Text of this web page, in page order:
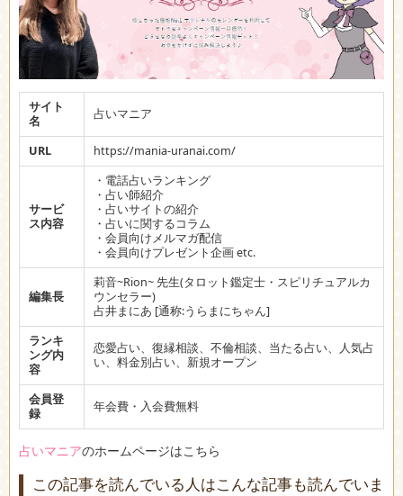
サイト
名
占いマニア
URL https://mania-uranai.com/
サービ
ス内容
・電話占いランキング
・占い師紹介
・占いサイトの紹介
・占いに関するコラム
・会員向けメルマガ配信
・会員向けプレゼント企画 etc.
編集長
莉音~Rion~ 先生(タロット鑑定士・スピリチュアルカ
ウンセラー)
占井まにあ [通称:うらまにちゃん]
ランキ
ング内
容
恋愛占い、復縁相談、不倫相談、当たる占い、人気占
い、料金別占い、新規オープン
会員登
録
年会費・入会費無料
占いマニアのホームページはこちら
この記事を読んでいる人はこんな記事も読んでいま